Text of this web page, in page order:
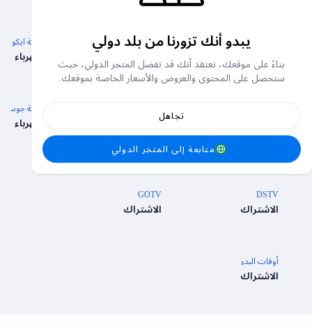
كهرباء أبوجا كهرباء اي كي اي دي سي شركة ايكو
الكهرباء
الكهرباء
شركة جوس
الكهرباء
اشتراكات التلفزيون
DSTV
الاشتراك
GOTV
الاشتراك
أوقات البدء
الاشتراك
يبدو أنك تزورنا من بلد دولي
بناءً على موقعك، نعتقد أنك قد تفضل المتجر الدولي، حيث
ستحصل على المحتوى والعروض والأسعار الخاصة بموقعك.
تجاهل
متابعة إلى المتجر الدولي